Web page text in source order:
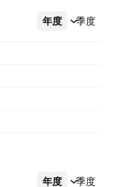
年度 季度
更多
年度 季度
更多